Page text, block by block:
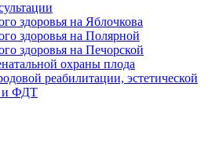
здоровья на Яблочкова
здоровья на Полярной
здоровья на Печорской
охраны плода
реабилитации, эстетической
и ФДТ